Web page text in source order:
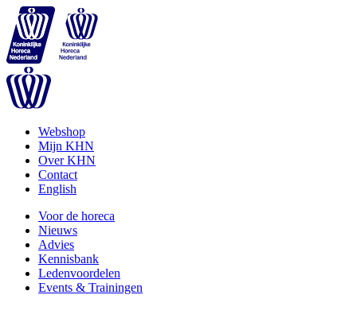
Webshop
Mijn KHN
Over KHN
Contact
English
Voor de horeca
Nieuws
Advies
Kennisbank
Ledenvoordelen
Events & Trainingen